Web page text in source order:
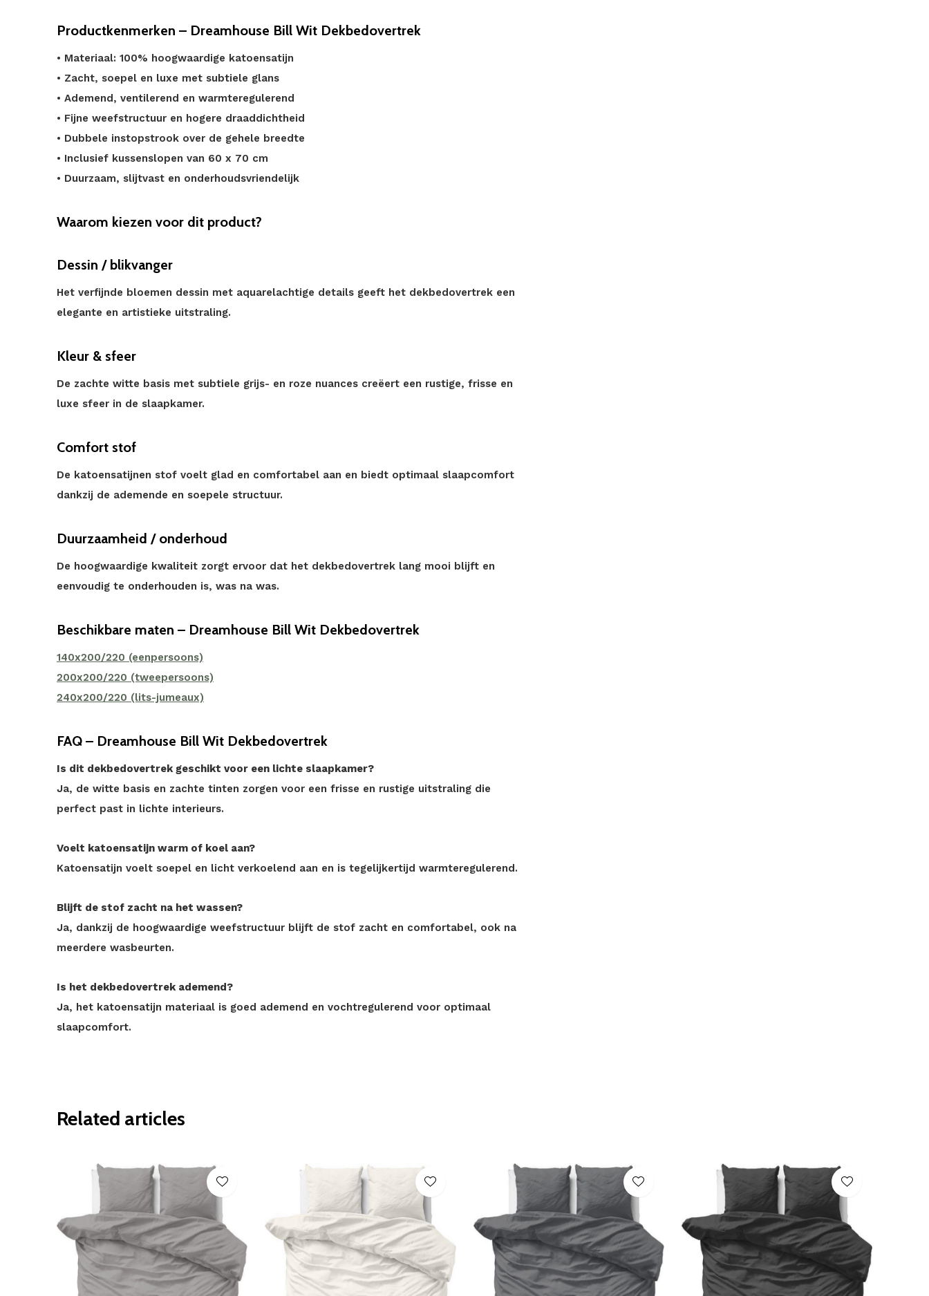
Productkenmerken – Dreamhouse Bill Wit Dekbedovertrek
• Materiaal: 100% hoogwaardige katoensatijn
• Zacht, soepel en luxe met subtiele glans
• Ademend, ventilerend en warmteregulerend
• Fijne weefstructuur en hogere draaddichtheid
• Dubbele instopstrook over de gehele breedte
• Inclusief kussenslopen van 60 x 70 cm
• Duurzaam, slijtvast en onderhoudsvriendelijk
Waarom kiezen voor dit product?
Dessin / blikvanger
Het verfijnde bloemen dessin met aquarelachtige details geeft het dekbedovertrek een
elegante en artistieke uitstraling.
Kleur & sfeer
De zachte witte basis met subtiele grijs- en roze nuances creëert een rustige, frisse en
luxe sfeer in de slaapkamer.
Comfort stof
De katoensatijnen stof voelt glad en comfortabel aan en biedt optimaal slaapcomfort
dankzij de ademende en soepele structuur.
Duurzaamheid / onderhoud
De hoogwaardige kwaliteit zorgt ervoor dat het dekbedovertrek lang mooi blijft en
eenvoudig te onderhouden is, was na was.
Beschikbare maten – Dreamhouse Bill Wit Dekbedovertrek
140x200/220 (eenpersoons)
200x200/220 (tweepersoons)
240x200/220 (lits-jumeaux)
FAQ – Dreamhouse Bill Wit Dekbedovertrek
Is dit dekbedovertrek geschikt voor een lichte slaapkamer?
Ja, de witte basis en zachte tinten zorgen voor een frisse en rustige uitstraling die
perfect past in lichte interieurs.
Voelt katoensatijn warm of koel aan?
Katoensatijn voelt soepel en licht verkoelend aan en is tegelijkertijd warmteregulerend.
Blijft de stof zacht na het wassen?
Ja, dankzij de hoogwaardige weefstructuur blijft de stof zacht en comfortabel, ook na
meerdere wasbeurten.
Is het dekbedovertrek ademend?
Ja, het katoensatijn materiaal is goed ademend en vochtregulerend voor optimaal
slaapcomfort.
Related articles